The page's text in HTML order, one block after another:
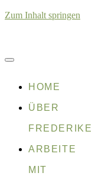
Zum Inhalt springen
HOME
ÜBER
FREDERIKE
ARBEITE
MIT